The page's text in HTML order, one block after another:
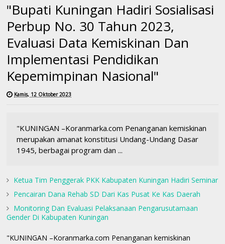
"Bupati Kuningan Hadiri Sosialisasi
Perbup No. 30 Tahun 2023,
Evaluasi Data Kemiskinan Dan
Implementasi Pendidikan
Kepemimpinan Nasional"
Kamis, 12 Oktober 2023
"KUNINGAN –Koranmarka.com Penanganan kemiskinan
merupakan amanat konstitusi Undang-Undang Dasar
1945, berbagai program dan ...
Ketua Tim Penggerak PKK Kabupaten Kuningan Hadiri Seminar
Pencairan Dana Rehab SD Dari Kas Pusat Ke Kas Daerah
Monitoring Dan Evaluasi Pelaksanaan Pengarusutamaan
Gender Di Kabupaten Kuningan
"KUNINGAN –Koranmarka.com Penanganan kemiskinan